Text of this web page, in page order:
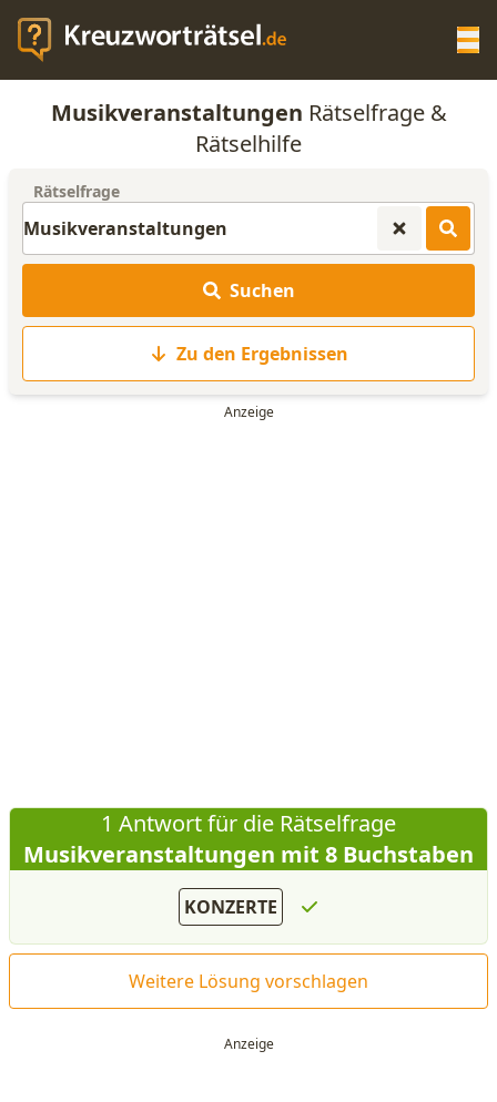
KREUZWORTRÄTSEL-HILFE
ANAGRAMM-GENERATOR
WORTLISTE
Musikveranstaltungen Rätselfrage &
Rätselhilfe
Rätselfrage
Suchen
Zu den Ergebnissen
1 Antwort für die Rätselfrage
Musikveranstaltungen mit 8 Buchstaben
KONZERTE
Weitere Lösung vorschlagen